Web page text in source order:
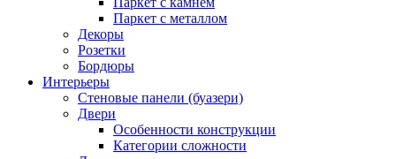
Паркет с металлом
Декоры
Розетки
Бордюры
Интерьеры
Стеновые панели (буазери)
Двери
Особенности конструкции
Категории сложности